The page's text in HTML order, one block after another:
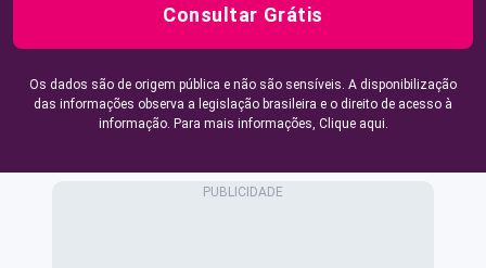
Consultar Grátis
Os dados são de origem pública e não são sensíveis. A disponibilização
das informações observa a legislação brasileira e o direito de acesso à
informação. Para mais informações, Clique aqui.